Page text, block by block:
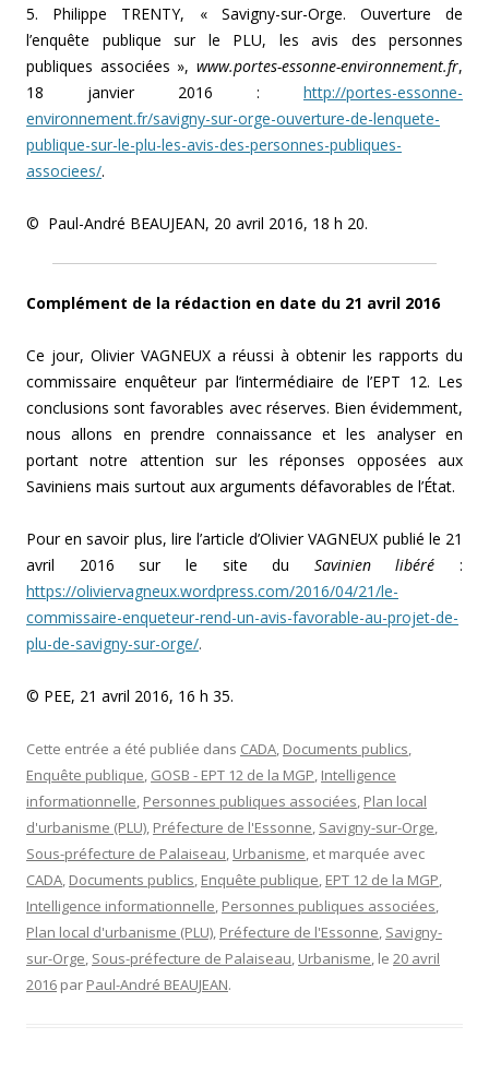
5. Philippe TRENTY, « Savigny-sur-Orge. Ouverture de
l’enquête publique sur le PLU, les avis des personnes
publiques associées », www.portes-essonne-environnement.fr,
18 janvier 2016 : http://portes-essonne-
environnement.fr/savigny-sur-orge-ouverture-de-lenquete-
publique-sur-le-plu-les-avis-des-personnes-publiques-
associees/.
© Paul-André BEAUJEAN, 20 avril 2016, 18 h 20.
Complément de la rédaction en date du 21 avril 2016
Ce jour, Olivier VAGNEUX a réussi à obtenir les rapports du
commissaire enquêteur par l’intermédiaire de l’EPT 12. Les
conclusions sont favorables avec réserves. Bien évidemment,
nous allons en prendre connaissance et les analyser en
portant notre attention sur les réponses opposées aux
Saviniens mais surtout aux arguments défavorables de l’État.
Pour en savoir plus, lire l’article d’Olivier VAGNEUX publié le 21
avril 2016 sur le site du Savinien libéré :
https://oliviervagneux.wordpress.com/2016/04/21/le-
commissaire-enqueteur-rend-un-avis-favorable-au-projet-de-
plu-de-savigny-sur-orge/.
© PEE, 21 avril 2016, 16 h 35.
Cette entrée a été publiée dans CADA, Documents publics,
Enquête publique, GOSB - EPT 12 de la MGP, Intelligence
informationnelle, Personnes publiques associées, Plan local
d'urbanisme (PLU), Préfecture de l'Essonne, Savigny-sur-Orge,
Sous-préfecture de Palaiseau, Urbanisme, et marquée avec
CADA, Documents publics, Enquête publique, EPT 12 de la MGP,
Intelligence informationnelle, Personnes publiques associées,
Plan local d'urbanisme (PLU), Préfecture de l'Essonne, Savigny-
sur-Orge, Sous-préfecture de Palaiseau, Urbanisme, le 20 avril
2016 par Paul-André BEAUJEAN.